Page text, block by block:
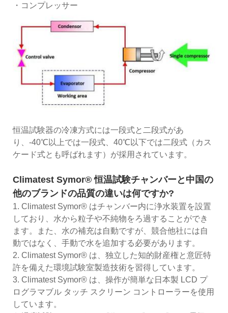
・コンプレッサー
恒温試験器の冷凍方式には一段式と二段式があ
り、-40℃以上では一段式、40℃以下では二段式（カス
ケード式とも呼ばれます）が採用されています。
Climatest Symor® 恒温試験チャンバーと中国の
他のブランドの品質の違いは何ですか?
1. Climatest Symor® はチャンバー内に浄水装置を設置
しており、水から粒子や不純物をろ過することができ
ます。また、水の補充は自動ですが、競合他社には自
動ではなく、手動で水を追加する必要があります。
2. Climatest Symor® は、独立した知的財産権と意匠特
許を備えた環境試験室製造技術を習得しています。
3. Climatest Symor® は、操作が簡単な日本製 LCD プ
ログラマブル タッチ スクリーン コントローラーを使用
しています。